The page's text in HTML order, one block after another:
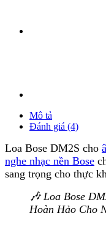
Mô tả
Đánh giá (4)
Loa Bose DM2S cho
nghe nhạc nền Bose
sang trọng cho thực
🎶 Loa Bose
Hoàn Hảo Cho